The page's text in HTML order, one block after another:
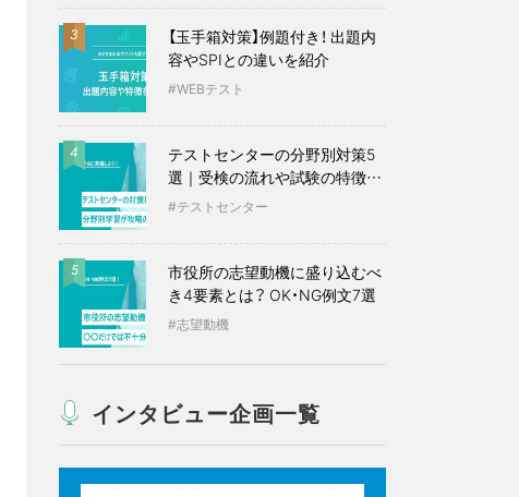
3
【玉手箱対策】例題付き！ 出題内
容やSPIとの違いを紹介
WEBテスト
4
テストセンターの分野別対策5
選｜受検の流れや試験の特徴も
紹介
テストセンター
5
市役所の志望動機に盛り込むべ
き4要素とは？ OK・NG例文7選
志望動機
インタビュー企画一覧